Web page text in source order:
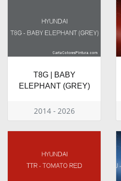
T8G | BABY
ELEPHANT (GREY)
2014 - 2026